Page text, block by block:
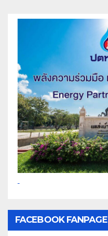
FACEBOOK FANPAGE